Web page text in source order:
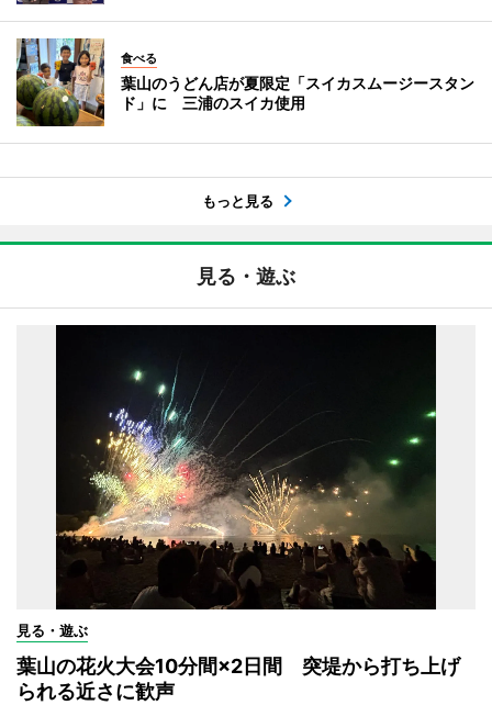
食べる
葉山のうどん店が夏限定「スイカスムージースタン
ド」に 三浦のスイカ使用
もっと見る
見る・遊ぶ
見る・遊ぶ
葉山の花火大会10分間×2日間 突堤から打ち上げ
られる近さに歓声